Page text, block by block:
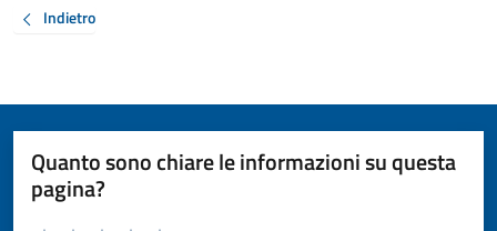
Indietro
Quanto sono chiare le informazioni su questa
pagina?